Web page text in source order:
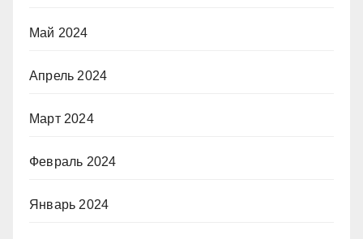
Май 2024
Апрель 2024
Март 2024
Февраль 2024
Январь 2024